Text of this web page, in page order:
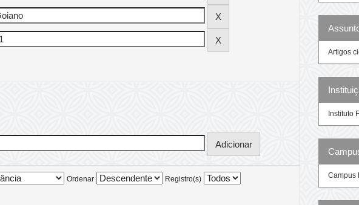
Ordenar Registro(s)
Artigos
Instituto
Campus